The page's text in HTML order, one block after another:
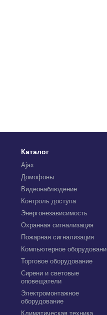
Каталог
Ajax
Домофоны
Видеонаблюдение
Контроль доступа
Энергонезависимость
Охранная сигнализация
Пожарная сигнализация
Компьютерное
Торговое оборудование
Сирени и световые
оповещатели
Электромонтажное
оборудование
Климатическая техника